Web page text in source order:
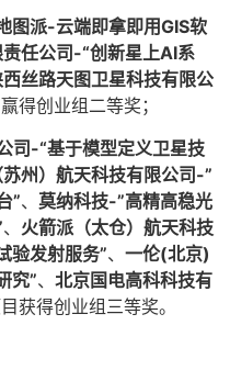
图派-云端即拿即用GIS软
任公司-“创新星上AI系
西丝路天图卫星科技有限公
得创业组二等奖；
司-“基于模型定义卫星技
州）航天科技有限公司-”
”、 莫纳科技-”高精高稳光
、 火箭派（太仓）航天科技
验发射服务”、 一伦(北京)
究”、 北京国电高科科技有
获得创业组三等奖。